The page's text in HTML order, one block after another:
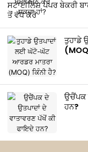
ਸਟਾਈਲਿਸ਼ ਪੇਪਰ ਬੇਕਰੀ
ਤੋਂ ਵੱਧ ਕਰੋ
ਤੁਹਾਡੇ
ਉਚੈਂਪਕ
ਹਨ?